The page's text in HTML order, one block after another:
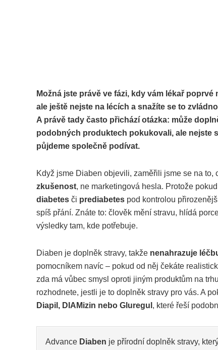
Možná jste právě ve fázi, kdy vám lékař
ale ještě nejste na lécích a snažíte se to
A právě tady často přichází otázka: může
podobných produktech pokukovali, ale nejste
půjdeme společně podívat.
Když jsme Diaben objevili, zaměřili jsme se na to,
zkušenost, ne marketingová hesla. Protože
diabetes či prediabetes pod kontrolou
spíš přání. Znáte to: člověk mění stravu, hlídá
výsledky tam, kde potřebuje.
Diaben je doplněk stravy, takže nenahrazuje
pomocníkem navíc – pokud od něj čekáte
zda má vůbec smysl oproti jiným produktům na
rozhodnete, jestli je to doplněk stravy pro vás. A
Diapil, DIAMizin nebo Gluregul , které řeší
Advance Diaben je přírodní doplněk stravy,